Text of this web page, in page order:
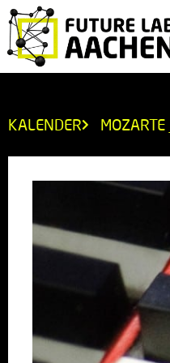
KALENDER MOZARTE